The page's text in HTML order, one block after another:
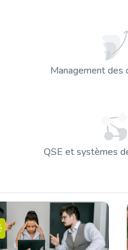
Management des
QSE et systèmes